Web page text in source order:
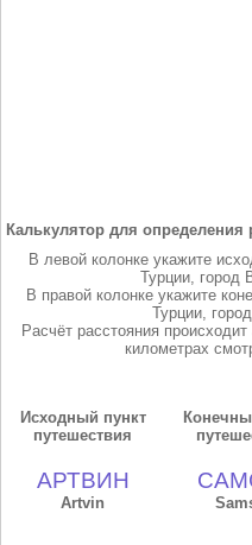
Калькулятор для
В левой колонке укажите
Турции, город
В правой колонке укажите
Турции,
Расчёт расстояния
километрах
Исходный пункт
путешествия
АРТВИН
Artvin